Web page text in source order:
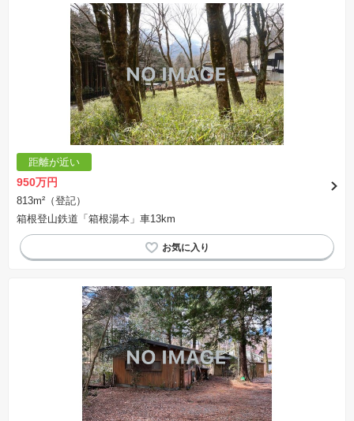
距離が近い
950万円
813m²（登記）
箱根登山鉄道「箱根湯本」車13km